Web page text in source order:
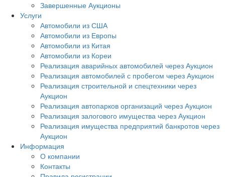
Завершенные Аукционы
Услуги
Автомобили из США
Автомобили из Европы
Автомобили из Китая
Автомобили из Кореи
Реализация аварийных автомобилей через Аукцион
Реализация автомобилей с пробегом через Аукцион
Реализация строительной и спецтехники через
Аукцион
Реализация автопарков организаций через Аукцион
Реализация залогового имущества через Аукцион
Реализация имущества предприятий банкротов через
Аукцион
Информация
О компании
Контакты